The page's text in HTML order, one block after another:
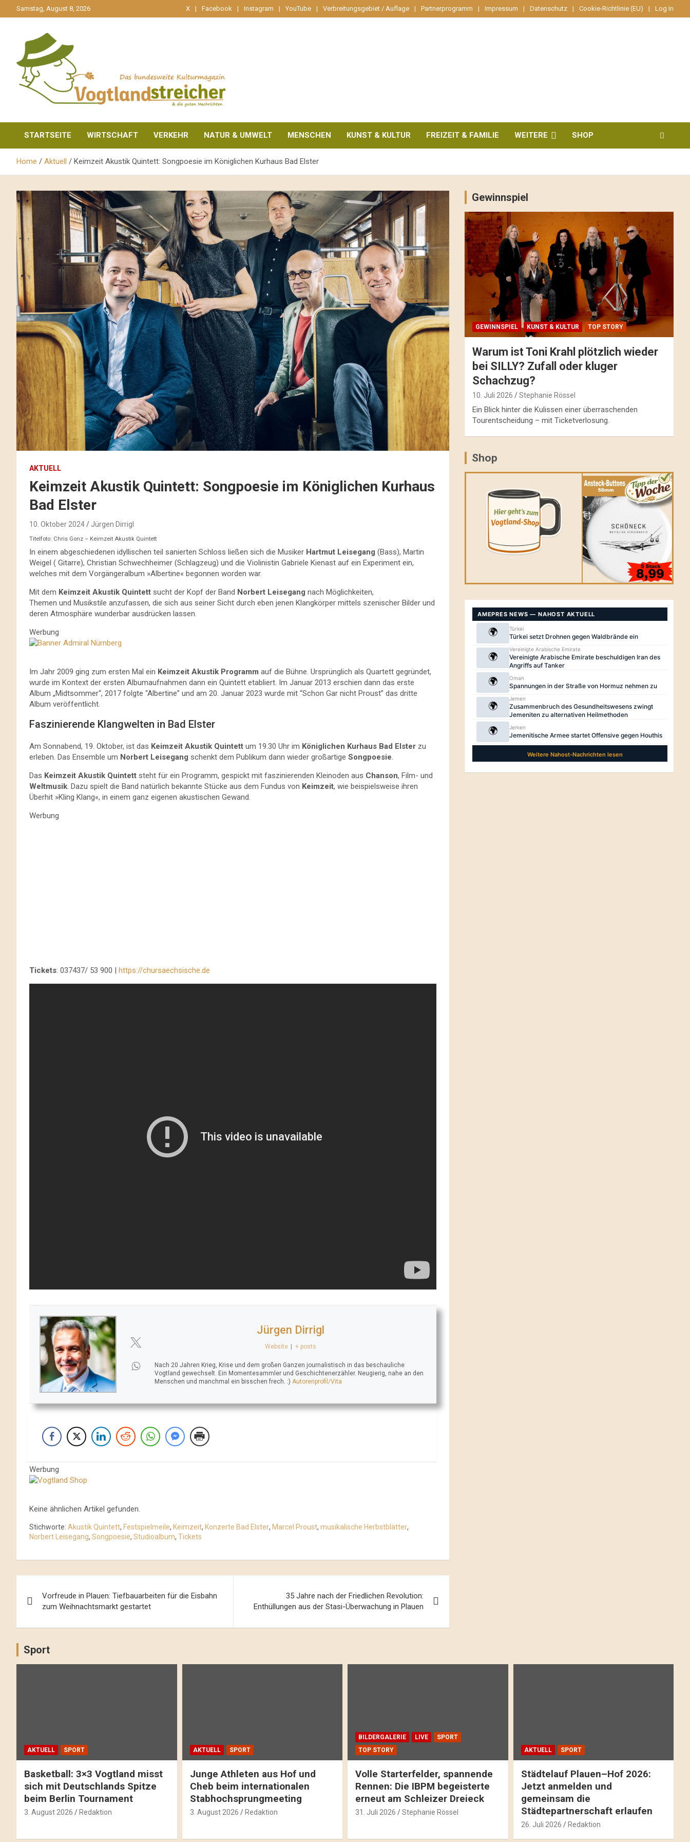
zum
Samstag, August 8, 2026 X Facebook Instagram YouTube Verbreitungsgebiet / Auflage Partnerprogramm Impressum Datenschutz Cookie-Richtlinie (EU) Log In
Vogtlandstreicher
STARTSEITE WIRTSCHAFT VERKEHR NATUR & UMWELT MENSCHEN KUNST & KULTUR FREIZEIT & FAMILIE WEITERE SHOP
Home Aktuell Keimzeit Akustik Quintett: Songpoesie im Königlichen Kurhaus Bad Elster
AKTUELL
Keimzeit Akustik Quintett: Songpoesie im Königlichen Kurhaus
Bad Elster
10. Oktober 2024 Jürgen Dirrigl
Titelfoto: Chris Gonz – Keimzeit Akustik Quintett
In einem abgeschiedenen idyllischen teil sanierten Schloss ließen sich die Musiker Hartmut Leisegang (Bass), Martin
Weigel ( Gitarre), Christian Schwechheimer (Schlagzeug) und die Violinistin Gabriele Kienast auf ein Experiment ein,
welches mit dem Vorgängeralbum »Albertine« begonnen worden war.
Mit dem Keimzeit Akustik Quintett sucht der Kopf der Band Norbert Leisegang nach Möglichkeiten,
Themen und Musikstile anzufassen, die sich aus seiner Sicht durch eben jenen Klangkörper mittels szenischer Bilder und
deren Atmosphäre wunderbar ausdrücken lassen.
Werbung
Im Jahr 2009 ging zum ersten Mal ein Keimzeit Akustik Programm auf die Bühne. Ursprünglich als Quartett gegründet,
wurde im Kontext der ersten Albumaufnahmen dann ein Quintett etabliert. Im Januar 2013 erschien dann das erste
Album „Midtsommer“, 2017 folgte “Albertine” und am 20. Januar 2023 wurde mit “Schon Gar nicht Proust” das dritte
Album veröffentlicht.
Faszinierende Klangwelten in Bad Elster
Am Sonnabend, 19. Oktober, ist das Keimzeit Akustik Quintett um 19.30 Uhr im Königlichen Kurhaus Bad Elster zu
erleben. Das Ensemble um Norbert Leisegang schenkt dem Publikum dann wieder großartige Songpoesie
Das Keimzeit Akustik Quintett steht für ein Programm, gespickt mit faszinierenden Kleinoden aus Chanson, Film- und
Weltmusik . Dazu spielt die Band natürlich bekannte Stücke aus dem Fundus von Keimzeit, wie beispielsweise ihren
Überhit »Kling Klang«, in einem ganz eigenen akustischen Gewand.
Werbung
Tickets: 037437/ 53 900 | https://chursaechsische.de
Jürgen Dirrigl
Website | + posts
Nach 20 Jahren Krieg, Krise und dem großen Ganzen journalistisch in das beschauliche
Vogtland gewechselt. Ein Momentesammler und Geschichtenerzähler. Neugierig, nahe an den
Menschen und manchmal ein bisschen frech. :) Autorenprofil/Vita
Werbung
Keine ähnlichen Artikel gefunden.
Stichworte: Akustik Quintett, Festspielmeile, Keimzeit, Konzerte Bad Elster, Marcel Proust, musikalische Herbstblätter,
Norbert Leisegang, Songpoesie, Studioalbum, Tickets
Navigation
Vorfreude in Plauen: Tiefbauarbeiten für die Eisbahn
zum Weihnachtsmarkt gestartet
35 Jahre nach der Friedlichen Revolution:
Enthüllungen aus der Stasi-Überwachung in Plauen
Gewinnspiel
GEWINNSPIEL KUNST & KULTUR TOP STORY
Warum ist Toni Krahl plötzlich wieder
bei SILLY? Zufall oder kluger
Schachzug?
10. Juli 2026 Stephanie Rössel
Ein Blick hinter die Kulissen einer überraschenden
Tourentscheidung – mit Ticketverlosung.
Shop
Sport
AKTUELL SPORT
Basketball: 3×3 Vogtland misst
sich mit Deutschlands Spitze
beim Berlin Tournament
3. August 2026 Redaktion
AKTUELL SPORT
Junge Athleten aus Hof und
Cheb beim internationalen
Stabhochsprungmeeting
3. August 2026 Redaktion
BILDERGALERIE LIVE
SPORT
TOP STORY
Volle Starterfelder, spannende
Rennen: Die IBPM begeisterte
erneut am Schleizer Dreieck
31. Juli 2026 Stephanie Rössel
AKTUELL SPORT
Städtelauf Plauen–Hof 2026:
Jetzt anmelden und
gemeinsam die
Städtepartnerschaft erlaufen
26. Juli 2026 Redaktion